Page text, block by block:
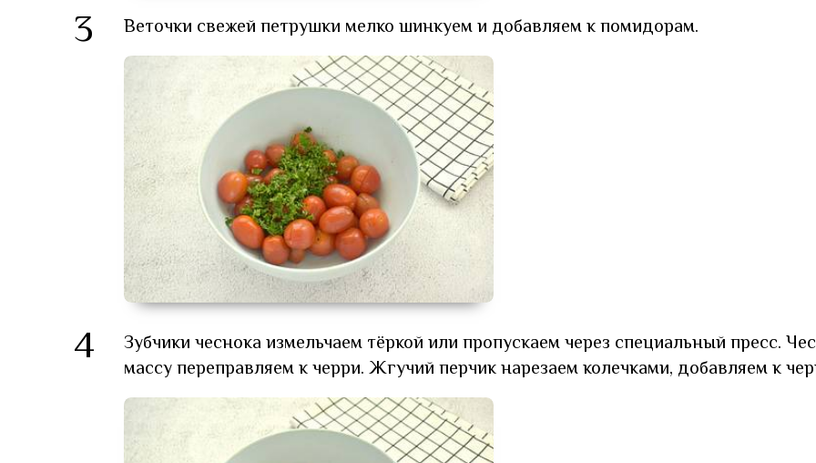
3 Веточки свежей петрушки мелко шинкуем и добавляем к помидорам.
4
Зубчики чеснока измельчаем тёркой или пропускаем через специальный пресс.
массу переправляем к черри. Жгучий перчик нарезаем колечками, добавляем к